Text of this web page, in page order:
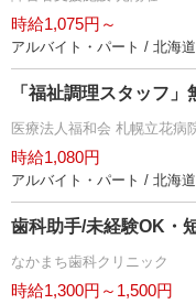
時給1,075円～
アルバイト・パート / 北海道
「福祉調理スタッフ
医療法人福和会 札幌立花病
時給1,080円
アルバイト・パート / 北海道
歯科助手/未経験OK・
なかまち歯科クリニック
時給1,300円～1,500円